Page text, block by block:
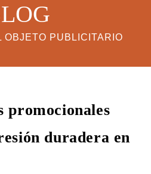
OBJETO PUBLICITARIO
promocionales
duradera en